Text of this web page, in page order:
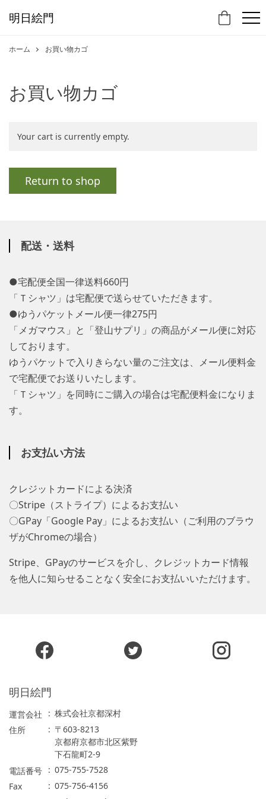
明日絵門
ホーム お買い物カゴ
お買い物カゴ
Your cart is currently empty.
Return to shop
配送・送料
●宅配便全国一律送料660円
「Ｔシャツ」は宅配便で送らせていただきます。
●ゆうパケットメール便一律275円
「メガマウス」と「登山サプリ」の商品がメール便に対応
しております。
ゆうパケットで入りきらない量のご注文は、メール便料金
で宅配便でお送りいたします。
「Ｔシャツ」を同時にご購入の場合は宅配便料金になりま
す。
お支払い方法
クレジットカードによる決済
〇Stripe（ストライプ）によるお支払い
〇GPay「Google Pay」によるお支払い（ご利用のブラウ
ザがChromeの場合）
Stripe、GPayのサービスを介し、クレジットカード情報
を他人に知らせることなく安全にお支払いいただけます。
明日絵門
運営会社
株式会社京都深村
住所
〒603-8213
京都府京都市北区紫野
下石龍町2-9
電話番号
075-755-7528
Fax
075-756-4156